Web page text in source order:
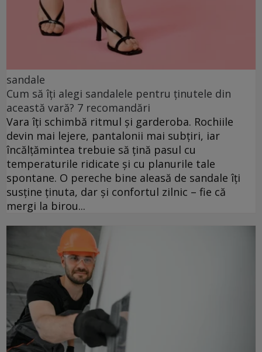
sandale
Cum să îți alegi sandalele pentru ținutele din
această vară? 7 recomandări
Vara îți schimbă ritmul și garderoba. Rochiile
devin mai lejere, pantalonii mai subțiri, iar
încălțămintea trebuie să țină pasul cu
temperaturile ridicate și cu planurile tale
spontane. O pereche bine aleasă de sandale îți
susține ținuta, dar și confortul zilnic – fie că
mergi la birou...